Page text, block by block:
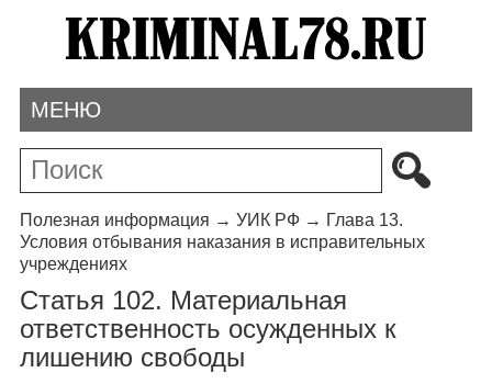
МЕНЮ
Полезная информация → УИК РФ→ Глава 13.
Условия отбывания наказания в исправительных
учреждениях
Статья 102. Материальная
ответственность осужденных к
лишению свободы